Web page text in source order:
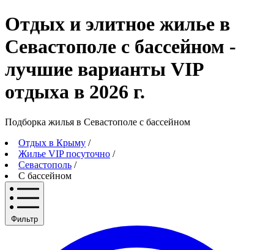
Отдых и элитное жилье в
Севастополе с бассейном -
лучшие варианты VIP
отдыха в 2026 г.
Подборка жилья в Севастополе c бассейном
Отдых в Крыму /
Жилье VIP посуточно /
Севастополь /
С бассейном
Фильтр